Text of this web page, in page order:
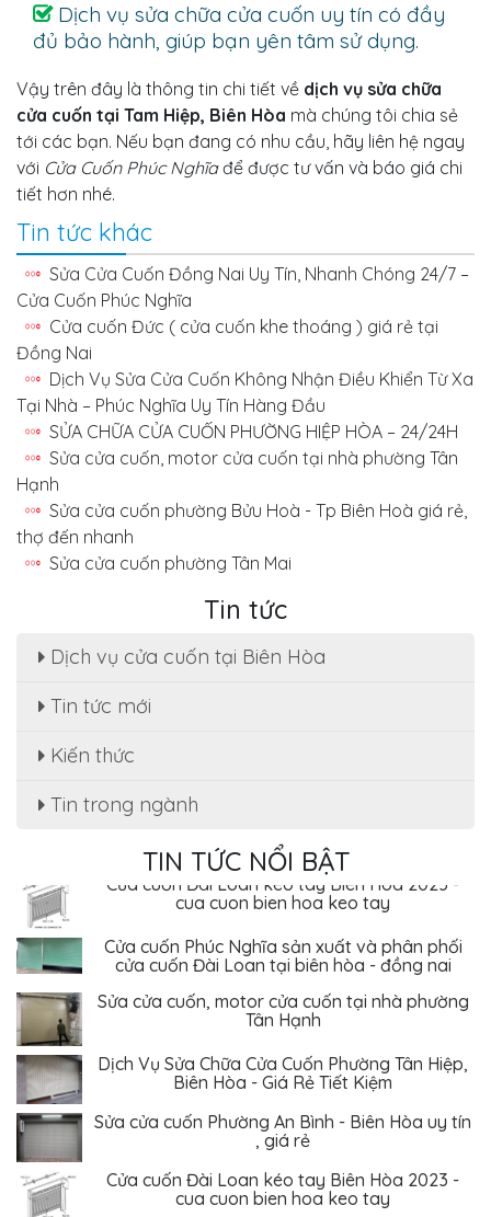
Dịch vụ sửa chữa cửa cuốn uy tín có đầy
đủ bảo hành, giúp bạn yên tâm sử dụng.
Vậy trên đây là thông tin chi tiết về dịch vụ sửa chữa
cửa cuốn tại Tam Hiệp, Biên Hòa mà chúng tôi chia sẻ
tới các bạn. Nếu bạn đang có nhu cầu, hãy liên hệ ngay
với Cửa Cuốn Phúc Nghĩađể được tư vấn và báo giá chi
tiết hơn nhé.
Tin tức khác
Sửa Cửa Cuốn Đồng Nai Uy Tín, Nhanh Chóng 24/7 –
Cửa Cuốn Phúc Nghĩa
Cửa cuốn Đức ( cửa cuốn khe thoáng ) giá rẻ tại
Đồng Nai
Dịch Vụ Sửa Cửa Cuốn Không Nhận Điều Khiển Từ Xa
Tại Nhà – Phúc Nghĩa Uy Tín Hàng Đầu
SỬA CHỮA CỬA CUỐN PHƯỜNG HIỆP HÒA – 24/24H
Sửa cửa cuốn, motor cửa cuốn tại nhà phường Tân
Hạnh
Sửa cửa cuốn phường Bửu Hoà - Tp Biên Hoà giá rẻ,
thợ đến nhanh
Sửa cửa cuốn phường Tân Mai
Tin tức
Dịch vụ cửa cuốn tại Biên Hòa
Tin tức mới
Kiến thức
Tin trong ngành
TIN TỨC NỔI BẬT
Sửa cửa cuốn, motor cửa cuốn tại nhà phường
Cửa cuốn Đài Loan kéo tay Biên Hòa 2023 -
cua cuon bien hoa keo tay
Cửa cuốn Phúc Nghĩa sản xuất và phân phối
Sửa cửa cuốn, motor cửa cuốn tại nhà phường
Tân Hạnh
Dịch Vụ Sửa Chữa Cửa Cuốn Phường Tân Hiệp,
Sửa cửa cuốn Phường An Bình - Biên Hòa uy tín
Cửa cuốn Đài Loan kéo tay Biên Hòa 2023 -
cua cuon bien hoa keo tay
Cửa cuốn Phúc Nghĩa sản xuất và phân phối